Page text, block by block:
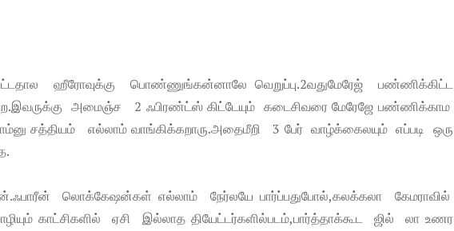
ஹீரோவுக்கு பொண்ணுங்கன்னாலே வெறுப்பு.2வதுமேரேஜ் பண்ணிக்கிட்ட
அமைஞ்ச 2 ஃபிரண்ட்ஸ் கிட்டேயும் கடைசிவரை மேரேஜே பண்ணிக்காம
சத்தியம் எல்லாம் வாங்கிக்கறாரு.அதைமீறி 3 பேர் வாழ்க்கைலயும் எப்படி ஒரு
லொக்கேஷன்கள் எல்லாம் நேர்லயே பார்ப்பதுபோல்,கலக்கலா கேமராவில்
காட்சிகளில் ஏசி இல்லாத தியேட்டர்களில்படம்,பார்த்தாக்கூட ஜில் லா உணர